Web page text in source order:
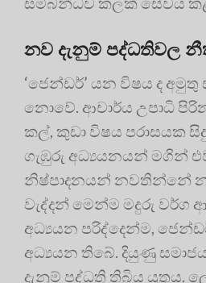
නව දැනුම් පද්ධතිවල
‘ජෙන්ඩර්’ යන විෂය ද අමුතු
නොවේ. ආචාර්ය උපාධි
කල්, කුඩා විෂය පරාසයක
ගැඹුරු අධ්‍යයනයන් මගින්
නිෂ්පාදනයන් නවතින්නේ
වැද්දන් මෙන්ම මදුරු වර්ග
අධ්‍යයන පරිද්දෙන්ම,
අධ්‍යයන තිබේ. දියුණු
දැනුම් පද්ධති තිබිය යුතුය.